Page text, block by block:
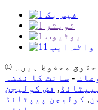
- سائٹ کا نقشہ
, فش کولیجن
, کولیجن پیپٹائڈ